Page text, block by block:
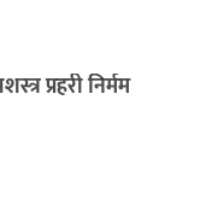
प्रहरी निर्मम